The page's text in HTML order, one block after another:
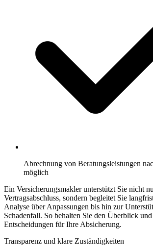
Abrechnung von Beratungsleistungen
möglich
Ein Versicherungsmakler unterstützt Sie nicht
Vertragsabschluss, sondern begleitet Sie
Analyse über Anpassungen bis hin zur
Schadenfall. So behalten Sie den Überblick
Entscheidungen für Ihre Absicherung.
Transparenz und klare Zuständigkeiten